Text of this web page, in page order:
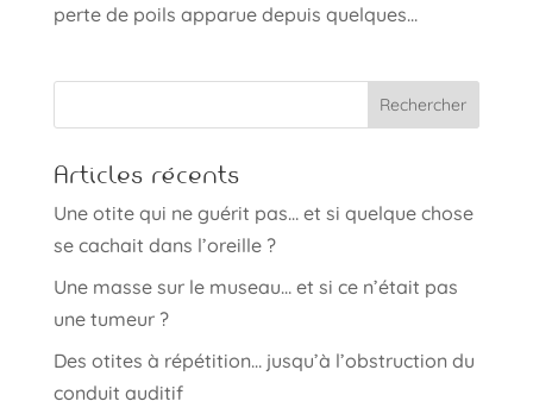
perte de poils apparue depuis quelques...
Articles récents
Une otite qui ne guérit pas… et si quelque chose
se cachait dans l’oreille ?
Une masse sur le museau… et si ce n’était pas
une tumeur ?
Des otites à répétition… jusqu’à l’obstruction du
conduit auditif